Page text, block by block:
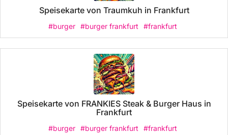
Speisekarte von Traumkuh in Frankfurt
#burger #burger frankfurt #frankfurt
Speisekarte von FRANKIES Steak & Burger Haus in
Frankfurt
#burger #burger frankfurt #frankfurt